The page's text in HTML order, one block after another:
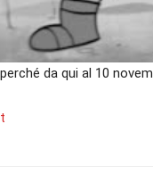
da qui al 10